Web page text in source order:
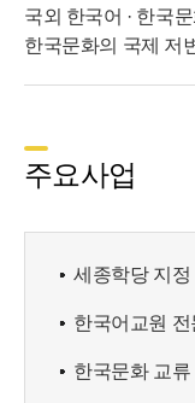
국외 한국어 · 한국
한국문화의 국제 저
주요사업
세종학당 지정
한국어교원
한국문화 교류